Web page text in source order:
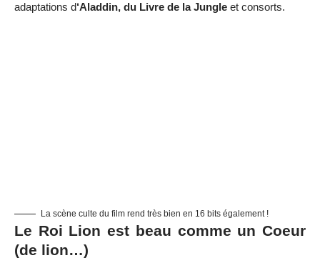
adaptations d‘Aladdin, du Livre de la Jungle et consorts.
La scène culte du film rend très bien en 16 bits également !
Le Roi Lion est beau comme un Coeur
(de lion…)